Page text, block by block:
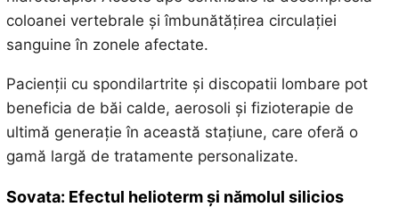
coloanei vertebrale și îmbunătățirea circulației
sanguine în zonele afectate.
Pacienții cu spondilartrite și discopatii lombare pot
beneficia de băi calde, aerosoli și fizioterapie de
ultimă generație în această stațiune, care oferă o
gamă largă de tratamente personalizate.
Sovata: Efectul helioterm și nămolul silicios